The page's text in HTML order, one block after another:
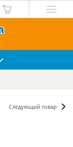
Следующий товар